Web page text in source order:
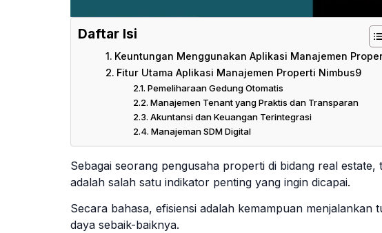
Daftar Isi
Keuntungan Menggunakan Aplikasi Manajemen
Fitur Utama Aplikasi Manajemen Properti Nimbus9
Pemeliharaan Gedung Otomatis
Manajemen Tenant yang Praktis dan Transparan
Akuntansi dan Keuangan Terintegrasi
Manajeman SDM Digital
Sebagai seorang pengusaha properti di bidang real
adalah salah satu indikator penting yang ingin dicapai.
Secara bahasa, efisiensi adalah kemampuan menjalankan
daya sebaik-baiknya.